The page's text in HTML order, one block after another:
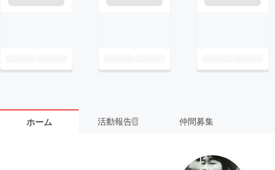
ホーム 活動報告5 仲間募集